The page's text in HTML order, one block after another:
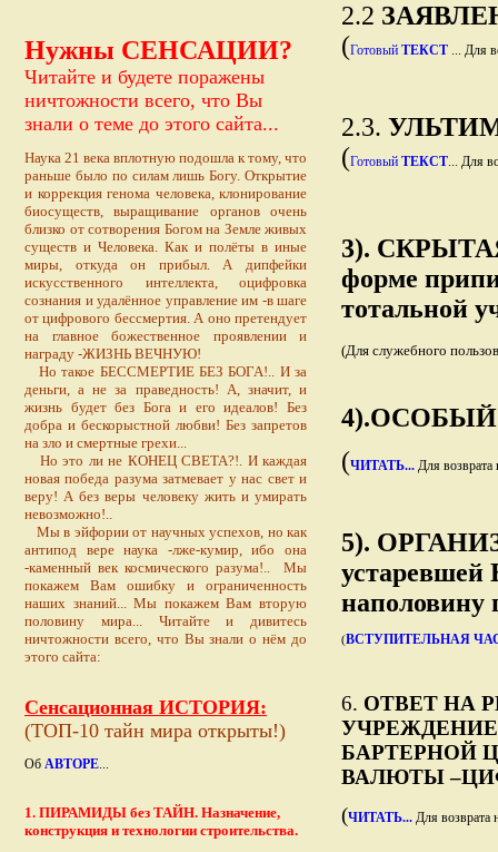
Нужны СЕНСАЦИИ?
Читайте и будете поражены
ничтожности всего, что Вы
знали о теме до этого сайта...
Наука 21 века вплотную подошла к тому, что
раньше было по силам лишь Богу. Открытие
и коррекция генома человека, клонирование
биосуществ, выращивание органов очень
близко от сотворения Богом на Земле живых
существ и Человека. Как и полёты в иные
миры, откуда он прибыл. А дипфейки
искусственного интеллекта, оцифровка
сознания и удалённое управление им -в шаге
от цифрового бессмертия. А оно претендует
на главное божественное проявлении и
награду -ЖИЗНЬ ВЕЧНУЮ!
Но такое БЕССМЕРТИЕ БЕЗ БОГА!.. И за
деньги, а не за праведность! А, значит, и
жизнь будет без Бога и его идеалов! Без
добра и бескорыстной любви! Без запретов
на зло и смертные грехи...
Но это ли не КОНЕЦ СВЕТА?!. И каждая
новая победа разума затмевает у нас свет и
веру! А без веры человеку жить и умирать
невозможно!..
Мы в эйфории от научных успехов, но как
антипод вере наука -лже-кумир, ибо она
-каменный век космического разума!.. Мы
покажем Вам ошибку и ограниченность
наших знаний... Мы покажем Вам вторую
половину мира... Читайте и дивитесь
ничтожности всего, что Вы знали о нём до
этого сайта:
Сенсационная ИСТОРИЯ:
(ТОП-10 тайн мира открыты!)
Об АВТОРЕ...
1. ПИРАМИДЫ без ТАЙН. Назначение,
конструкция и технологии строительства.
2.2
(Готовый ТЕКСТ ... Для
2.3.
(Готовый ТЕКСТ... Для
3).
форме
тотальной
(Для служебного
(ЧИТАТЬ... Для возврата
5).
наполовину
(ВСТУПИТЕЛЬНАЯ
6. ОТВЕТ НА
БАРТЕРНОЙ
ВАЛЮТЫ
(ЧИТАТЬ... Для возврата